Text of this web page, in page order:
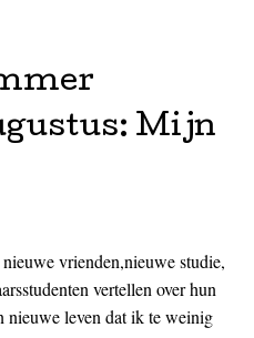
Mijn
vrienden,nieuwe studie,
vertellen over hun
nieuwe leven dat ik te weinig